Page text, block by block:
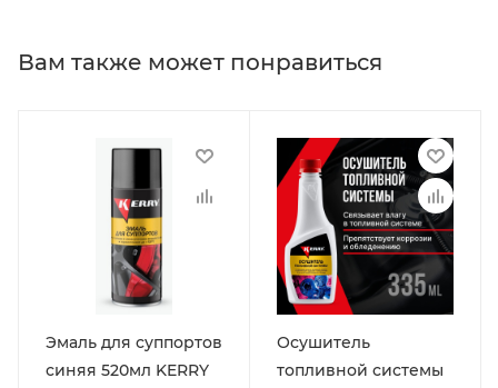
Вам также может понравиться
Эмаль для суппортов
синяя 520мл KERRY
Осушитель
топливной системы